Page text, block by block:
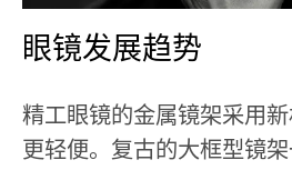
眼镜发展趋势
精工眼镜的金属镜架采用
更轻便。复古的大框型镜